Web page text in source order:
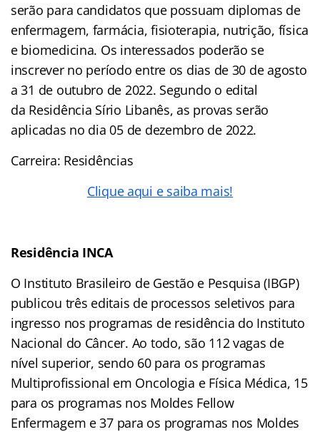
serão para candidatos que possuam diplomas de
enfermagem, farmácia, fisioterapia, nutrição, física
e biomedicina. Os interessados poderão se
inscrever no período entre os dias de 30 de agosto
a 31 de outubro de 2022. Segundo o edital
da Residência Sírio Libanês, as provas serão
aplicadas no dia 05 de dezembro de 2022.
Carreira: Residências
Clique aqui e saiba mais!
Residência INCA
O Instituto Brasileiro de Gestão e Pesquisa (IBGP)
publicou três editais de processos seletivos para
ingresso nos programas de residência do Instituto
Nacional do Câncer. Ao todo, são 112 vagas de
nível superior, sendo 60 para os programas
Multiprofissional em Oncologia e Física Médica, 15
para os programas nos Moldes Fellow
Enfermagem e 37 para os programas nos Moldes